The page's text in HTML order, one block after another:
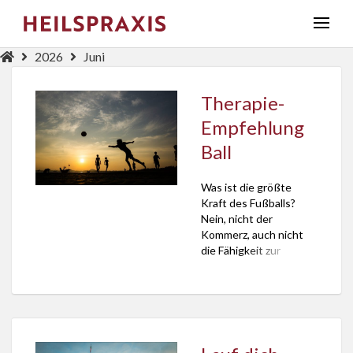
2026 Juni
Therapie-
Empfehlung
Ball
Was ist die größte
Kraft des Fußballs?
Nein, nicht der
Kommerz, auch nicht
die Fähigkeit zur
Anstiftung zu einem